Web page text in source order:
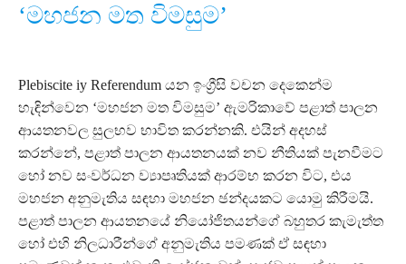
‘මහජන මත විමසුම’
Plebiscite iy Referendum යන ඉංග්‍රීසි වචන දෙකෙන්ම
හැඳින්වෙන ‘මහජන මත විමසුම’ ඇමරිකාවේ පළාත් පාලන
ආයතනවල සුලභව භාවිත කරන්නකි. එයින් අදහස්
කරන්නේ, පළාත් පාලන ආයතනයක් නව නීතියක් පැනවීමට
හෝ නව සංවර්ධන ව්‍යාපෘතියක් ආරම්භ කරන විට, එය
මහජන අනුමැතිය සඳහා මහජන ඡන්දයකට යොමු කිරීමයි.
පළාත් පාලන ආයතනයේ නියෝජිතයන්ගේ බහුතර කැමැත්ත
හෝ එහි නිලධාරීන්ගේ අනුමැතිය පමණක් ඒ සඳහා